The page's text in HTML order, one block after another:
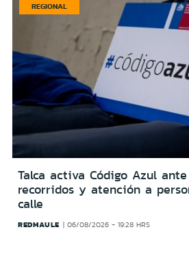
REGIONAL
Talca activa Código Azul
recorridos y atención a
calle
REDMAULE 06/08/2026 - 19:28 HRS